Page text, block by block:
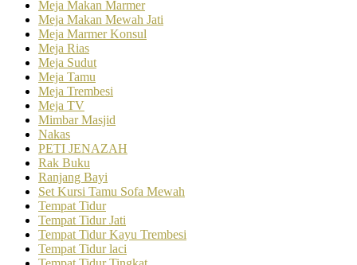
Meja Makan Marmer
Meja Makan Mewah Jati
Meja Marmer Konsul
Meja Rias
Meja Sudut
Meja Tamu
Meja Trembesi
Meja TV
Mimbar Masjid
Nakas
PETI JENAZAH
Rak Buku
Ranjang Bayi
Set Kursi Tamu Sofa Mewah
Tempat Tidur
Tempat Tidur Jati
Tempat Tidur Kayu Trembesi
Tempat Tidur laci